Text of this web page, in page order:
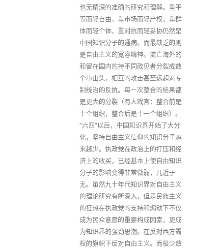
也无精深的准确的研究和理解。重平
等而轻自由，重市场而轻产权，重群
体而轻个体，重对抗而轻妥协仍然是
中国知识分子的通病。而最缺乏的则
是自由主义的宽容精神。流亡海外的
和留在国内的持不同政见者分裂成数
个小山头，相互的攻击甚至远超对专
制统治的反抗。每一次整合的结果都
是更大的分裂（有人戏言：整合前是
十个组织，整合后是十一个组织）。
“六四”以后，中国知识界开始了大分
化，坚持自由主义信仰的知识分子越
来越少。执政党在政治上的打压和经
济上的收买，已经基本上使自由知识
分子的影响变得非常微弱，几近于
无。虽然九十年代知识界对自由主义
的理论研究有所深入，但是民族主义
的狂热在执政党的支持和煽动下不仅
成为民众意愿的重要构成因素，更成
为知识界的强劲思潮。在反对西方霸
权的旗帜下反对自由主义。而极少数